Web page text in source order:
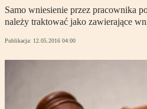
Samo wniesienie przez pracownika
należy traktować jako zawierające
Publikacja: 12.05.2016 04:00